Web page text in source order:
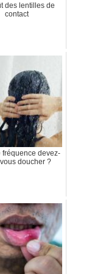
des lentilles de
contact
fréquence devez-
doucher ?